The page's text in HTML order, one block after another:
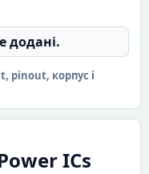
додані.
pinout, корпус і
ICs